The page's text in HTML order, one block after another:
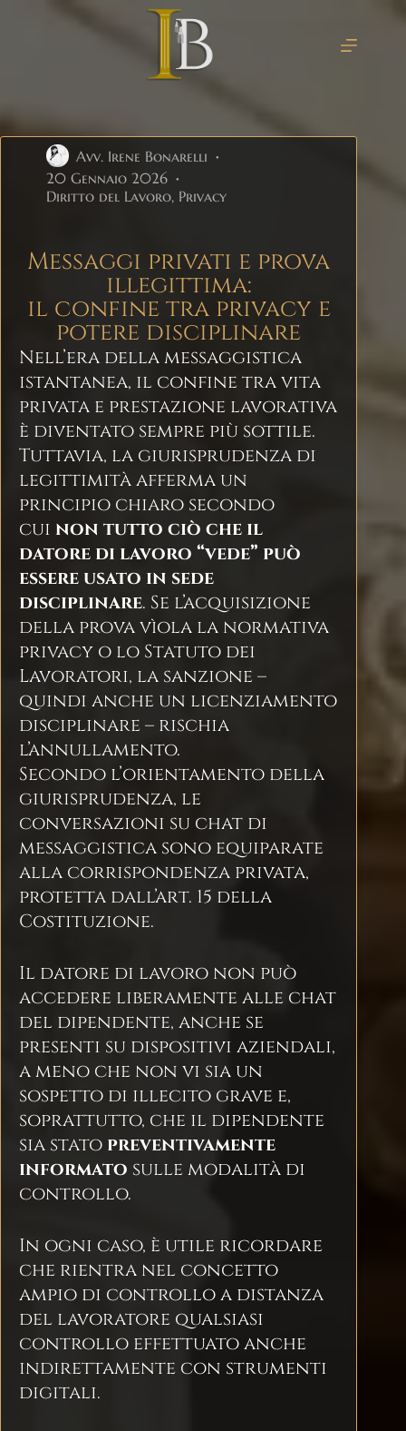
Avv. Irene Bonarelli
20 Gennaio 2026
Diritto del Lavoro, Privacy
Messaggi privati e prova
illegittima:
il confine tra privacy e
potere disciplinare
Nell’era della messaggistica
istantanea, il confine tra vita
privata e prestazione lavorativa
è diventato sempre più sottile.
Tuttavia, la giurisprudenza di
legittimità afferma un
principio chiaro secondo
cui non tutto ciò che il
datore di lavoro “vede” può
essere usato in sede
disciplinare. Se l’acquisizione
della prova vìola la normativa
privacy o lo Statuto dei
Lavoratori, la sanzione –
quindi anche un licenziamento
disciplinare – rischia
l’annullamento.
Secondo l’orientamento della
giurisprudenza, le
conversazioni su chat di
messaggistica sono equiparate
alla corrispondenza privata,
protetta dall’art. 15 della
Costituzione.
Il datore di lavoro non può
accedere liberamente alle chat
del dipendente, anche se
presenti su dispositivi aziendali,
a meno che non vi sia un
sospetto di illecito grave e,
soprattutto, che il dipendente
sia stato preventivamente
informato sulle modalità di
controllo.
In ogni caso, è utile ricordare
che rientra nel concetto
ampio di controllo a distanza
del lavoratore qualsiasi
controllo effettuato anche
indirettamente con strumenti
digitali.